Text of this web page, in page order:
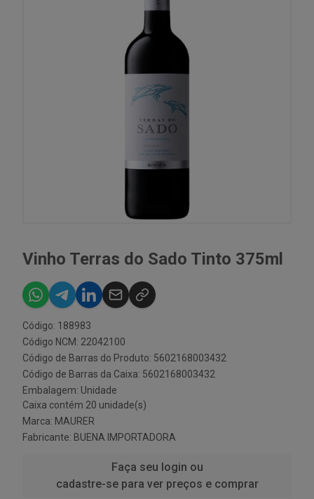
Vinho Terras do Sado Tinto 375ml
Código: 188983
Código NCM: 22042100
Código de Barras do Produto: 5602168003432
Código de Barras da Caixa: 5602168003432
Embalagem: Unidade
Caixa contém 20 unidade(s)
Marca: MAURER
Fabricante: BUENA IMPORTADORA
Faça seu login ou
cadastre-se para ver preços e comprar